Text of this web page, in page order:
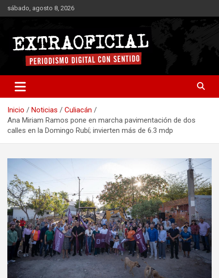
Saltar
al
sábado, agosto 8, 2026
Extraoficial
Inicio Noticias
Culiacán
Ana Miriam Ramos pone en marcha pavimentación de dos
calles en la Domingo Rubí; invierten más de 6.3 mdp